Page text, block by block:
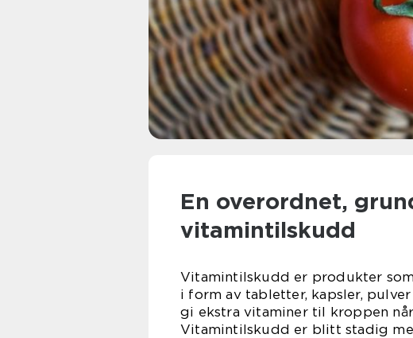
En overordnet,
vitamintilskudd
Vitamintilskudd er produkter
i form av tabletter, kapsler,
gi ekstra vitaminer til kroppen
Vitamintilskudd er blitt stadig